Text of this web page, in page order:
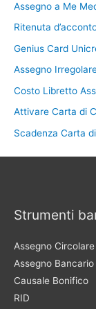
Assegno a Me
Ritenuta
Genius Card
Assegno
Costo Libretto
Attivare Carta di
Scadenza Carta
Strumenti
Assegno Circolare
Assegno Bancario
Causale Bonifico
RID